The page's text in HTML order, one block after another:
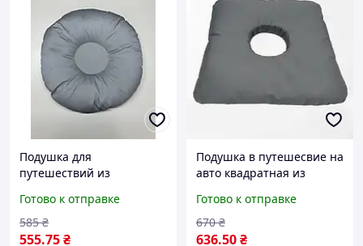
Подушка для
путешествий из
шариков кругла ТМ
Лежебока 4820223420128
Готово к отправке
555.75₴
585 ₴
Подушка в путешесвие на
авто квадратная из
шариков ТМ Лежебока
4820223420135
Готово к отправке
636.50₴
670 ₴